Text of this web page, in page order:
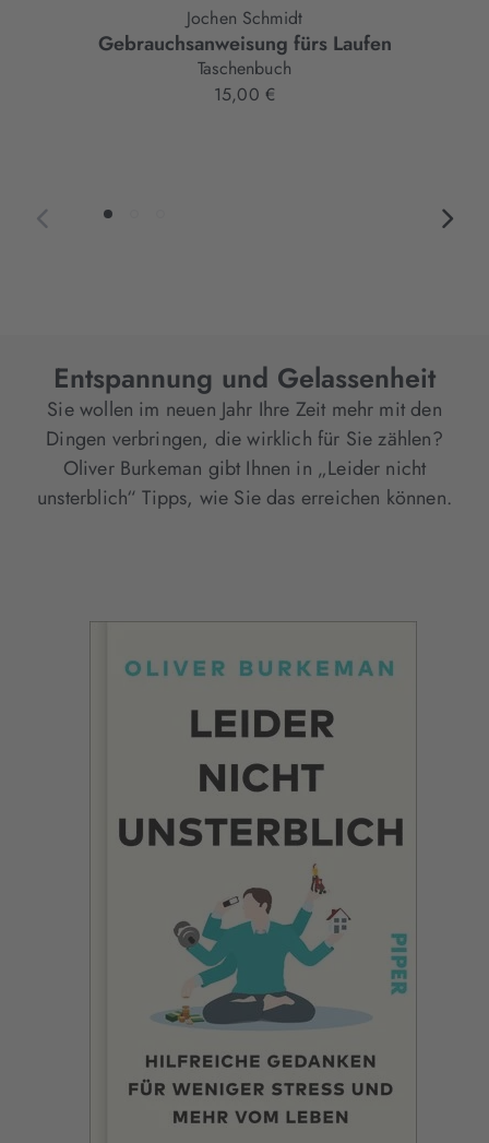
Jochen Schmidt
Gebrauchsanweisung fürs Laufen
Taschenbuch
15,00 €
Entspannung und Gelassenheit
Sie wollen im neuen Jahr Ihre Zeit mehr mit den
Dingen verbringen, die wirklich für Sie zählen?
Oliver Burkeman gibt Ihnen in „Leider nicht
unsterblich“ Tipps, wie Sie das erreichen können.